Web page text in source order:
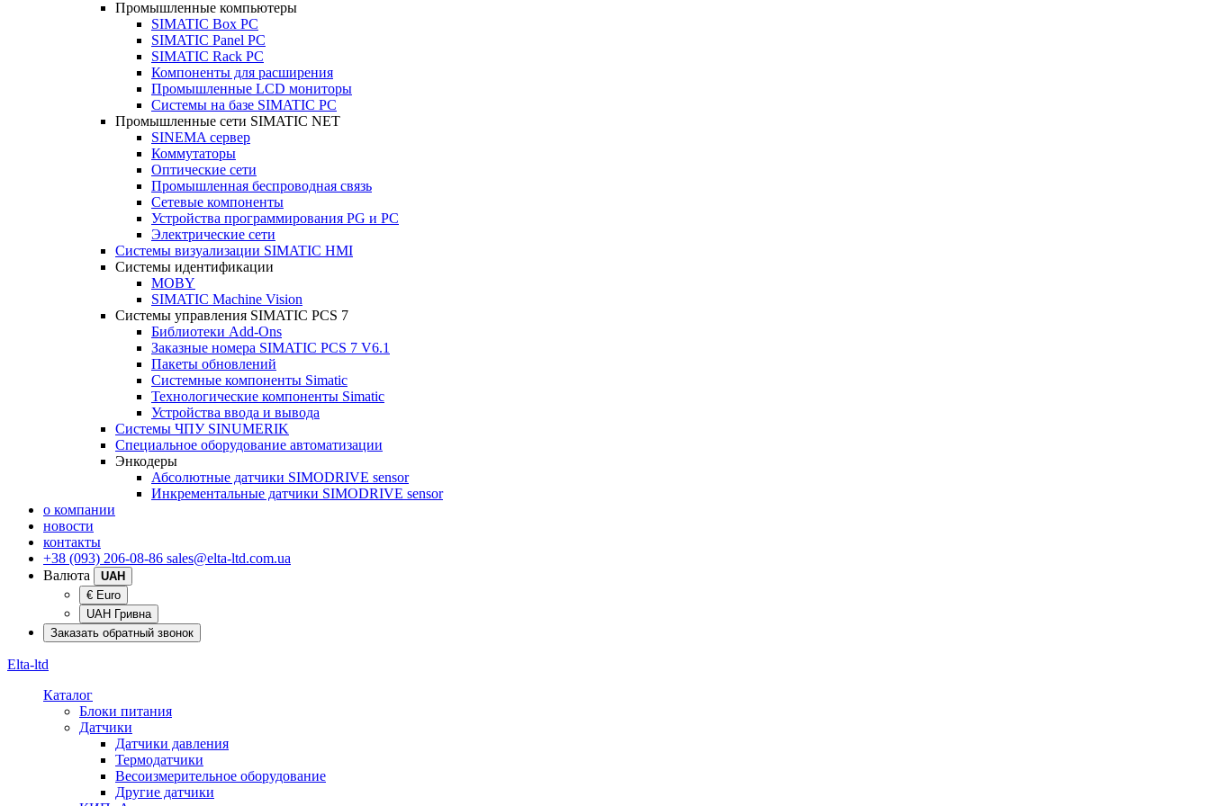
Промышленные компьютеры
SIMATIC Box PC
SIMATIC Panel PС
SIMATIC Rack PC
Компоненты для расширения
Промышленные LCD мониторы
Системы на базе SIMATIC PC
Промышленные сети SIMATIC NET
SINEMA сервер
Коммутаторы
Оптические сети
Промышленная беспроводная связь
Сетевые компоненты
Устройства программирования PG и PC
Электрические сети
Системы визуализации SIMATIC HMI
Системы идентификации
MOBY
SIMATIC Machine Vision
Системы управления SIMATIC PCS 7
Библиотеки Add-Ons
Заказные номера SIMATIC PCS 7 V6.1
Пакеты обновлений
Системные компоненты Simatic
Технологические компоненты Simatic
Устройства ввода и вывода
Системы ЧПУ SINUMERIK
Специальное оборудование автоматизации
Энкодеры
Абсолютные датчики SIMODRIVE sensor
Инкрементальные датчики SIMODRIVE sensor
о компании
новости
контакты
+38 (093) 206-08-86 sales@elta-ltd.com.ua
Валюта
UAH
€ Euro
UAH Гривна
Заказать обратный звонок
Elta-ltd
Каталог
Блоки питания
Датчики
Датчики давления
Термодатчики
Весоизмерительное оборудование
Другие датчики